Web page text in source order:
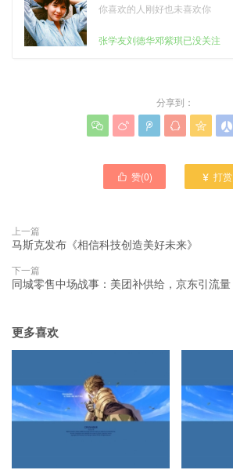
你喜欢的人刚好也未喜欢你
张学友刘德华邓紫琪已没关注
分享到：
     
 赞(0)  打赏
上一篇
马斯克发布《相信科技创造美好未来》
下一篇
同城零售中场战事：美团补供给，京东引流量
更多喜欢